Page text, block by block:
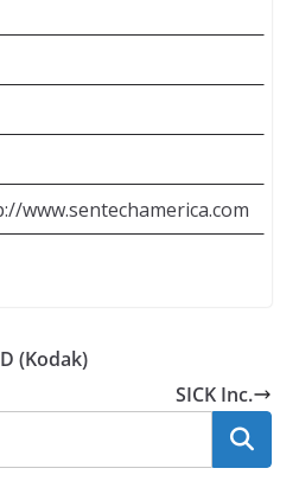
www.sentechamerica.com
(Kodak)
SICK Inc.